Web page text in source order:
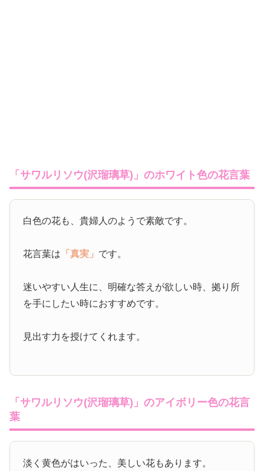
「サワルリソウ(沢瑠璃草)」のホワイト色の花言葉
白色の花も、貴婦人のようで素敵です。
花言葉は 「真実」 です。
迷いやすい人生に、明確な答えが欲しい時、拠り所
を手にしたい時におすすめです。
見出す力を授けてくれます。
「サワルリソウ(沢瑠璃草)」のアイボリー色の花言
葉
淡く黄色がはいった、美しい花もあります。